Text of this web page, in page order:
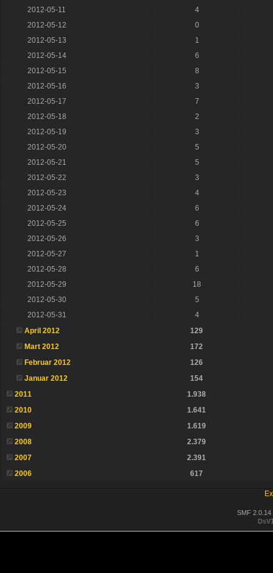
2012-05-11
4
2012-05-12
0
2012-05-13
1
2012-05-14
6
2012-05-15
8
2012-05-16
3
2012-05-17
7
2012-05-18
2
2012-05-19
3
2012-05-20
5
2012-05-21
5
2012-05-22
3
2012-05-23
4
2012-05-24
6
2012-05-25
6
2012-05-26
3
2012-05-27
1
2012-05-28
6
2012-05-29
18
2012-05-30
5
2012-05-31
4
April 2012
129
Mart 2012
172
Februar 2012
126
Januar 2012
154
2011
1.938
2010
1.641
2009
1.619
2008
2.379
2007
2.391
2006
617
SMF 2.0.14